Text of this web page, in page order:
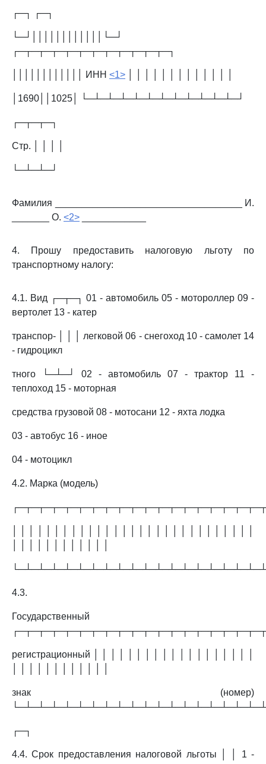
┌─┐ ┌─┐
└─┘││││││││││││└─┘
┌─┬─┬─┬─┬─┬─┬─┬─┬─┬─┬─┬─┐
││││││││││││ ИНН <1>
│1690││1025│ └─┴─┴─┴─┴─┴─┴─┴─┴─┴─┴─┴─┘
┌─┬─┬─┐
Стр. │ │ │ │
└─┴─┴─┘
Фамилия ___________________________________ И.
_______ О. <2>
4. Прошу предоставить налоговую льготу по
транспортному налогу:
4.1. Вид ┌─┬─┐ 01 - автомобиль 05 - мотороллер 09 -
вертолет 13 - катер
транспор- │ │ │ легковой 06 - снегоход 10 - самолет 14
- гидроцикл
тного └─┴─┘ 02 - автомобиль 07 - трактор 11 -
теплоход 15 - моторная
средства грузовой 08 - мотосани 12 - яхта лодка
03 - автобус 16 - иное
04 - мотоцикл
4.2. Марка (модель)
4.3.
Государственный
регистрационный │ │ │ │ │ │ │ │ │ │ │ │ │ │ │ │ │ │ │
знак (номер)
┌─┐
4.4. Срок предоставления налоговой льготы │ │ 1 -